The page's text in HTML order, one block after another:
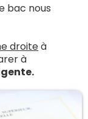
bac nous
droiteà
à